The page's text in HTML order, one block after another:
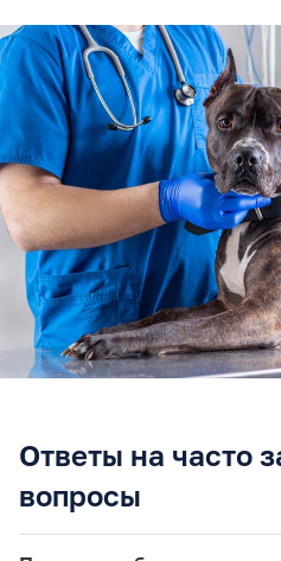
Ответы на часто
вопросы